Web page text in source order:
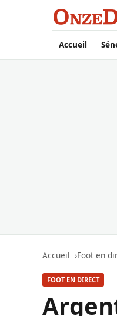
Aller au contenu principal
Accueil
Accueil Foot en
FOOT EN DIRECT